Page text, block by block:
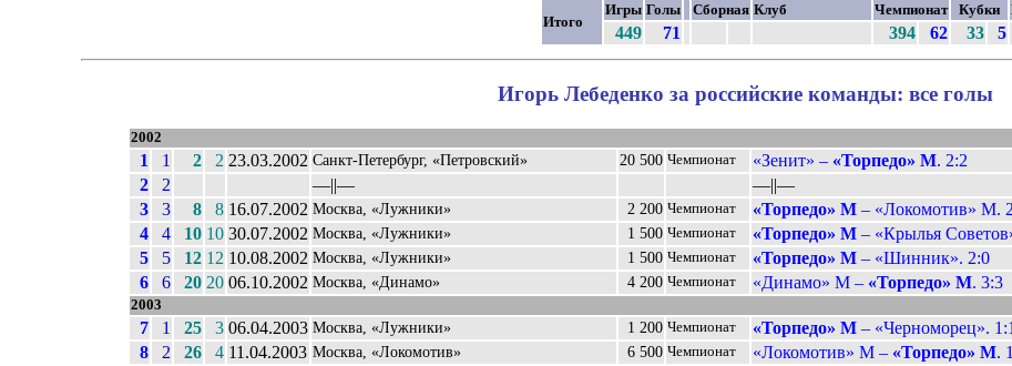
Итого
Игры Голы Сборная Клуб Чемпионат Кубки
449 71 394 62 33 5
Игорь Лебеденко за российские команды: все голы
2002
1 1 2 2 23.03.2002 Санкт-Петербург, «Петровский» 20 500 Чемпионат «Зенит» – «Торпедо» М. 2:2
2
2 ––||–– ––||––
3
3 8 8 16.07.2002 Москва, «Лужники» 2 200 Чемпионат «Торпедо» М– «Локомотив» М.
4
4 10 10 30.07.2002 Москва, «Лужники» 1 500 Чемпионат «Торпедо» М– «Крылья
5
5 12 12 10.08.2002 Москва, «Лужники» 1 500 Чемпионат «Торпедо» М– «Шинник». 2:0
6
6 20 20 06.10.2002 Москва, «Динамо» 4 200 Чемпионат «Динамо» М – «Торпедо» М. 3:3
2003
7 1 25 3 06.04.2003 Москва, «Лужники» 1 200 Чемпионат «Торпедо» М– «Черноморец».
8
2 26 4 11.04.2003 Москва, «Локомотив» 6 500 Чемпионат «Локомотив» М – «Торпедо» М.